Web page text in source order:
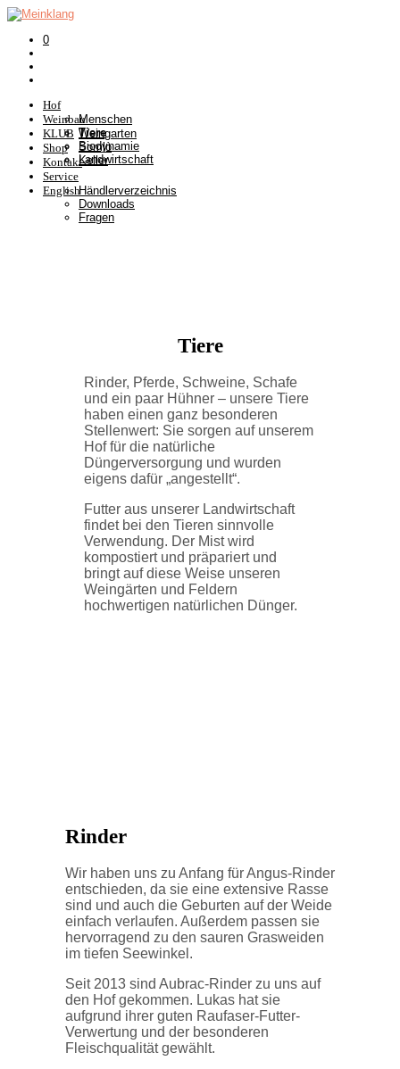
0
Hof
Menschen
Tiere
Biodynamie
Landwirtschaft
Weinbau
Weingarten
Somlò
Keller
KLUB
Shop
Kontakt
Service
Händlerverzeichnis
Downloads
Fragen
English
Tiere
Rinder, Pferde, Schweine, Schafe
und ein paar Hühner – unsere Tiere
haben einen ganz besonderen
Stellenwert: Sie sorgen auf unserem
Hof für die natürliche
Düngerversorgung und wurden
eigens dafür „angestellt“.
Futter aus unserer Landwirtschaft
findet bei den Tieren sinnvolle
Verwendung. Der Mist wird
kompostiert und präpariert und
bringt auf diese Weise unseren
Weingärten und Feldern
hochwertigen natürlichen Dünger.
Rinder
Wir haben uns zu Anfang für Angus-Rinder
entschieden, da sie eine extensive Rasse
sind und auch die Geburten auf der Weide
einfach verlaufen. Außerdem passen sie
hervorragend zu den sauren Grasweiden
im tiefen Seewinkel.
Seit 2013 sind Aubrac-Rinder zu uns auf
den Hof gekommen. Lukas hat sie
aufgrund ihrer guten Raufaser-Futter-
Verwertung und der besonderen
Fleischqualität gewählt.